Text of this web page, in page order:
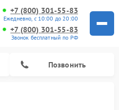
+7 (800) 301-55-83
Ежедневно, с 10:00 до 20:00
+7 (800) 301-55-83
Звонок бесплатный по РФ
Позвонить